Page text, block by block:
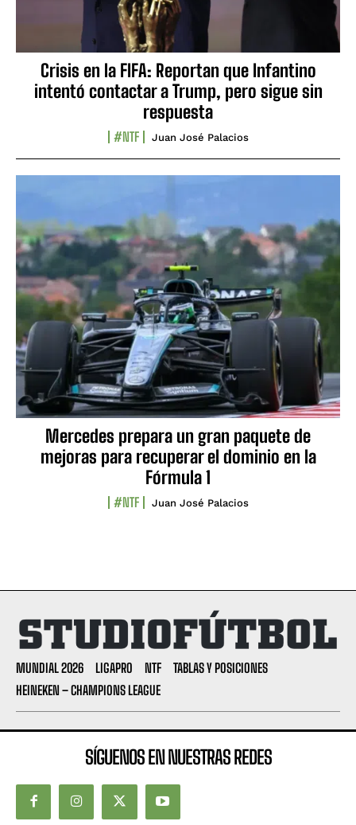
Crisis en la FIFA: Reportan que Infantino
intentó contactar a Trump, pero sigue sin
respuesta
#NTF Juan José Palacios
Mercedes prepara un gran paquete de
mejoras para recuperar el dominio en la
Fórmula 1
#NTF Juan José Palacios
MUNDIAL 2026 LIGAPRO NTF
TABLAS Y POSICIONES
HEINEKEN – CHAMPIONS LEAGUE
SÍGUENOS EN NUESTRAS REDES